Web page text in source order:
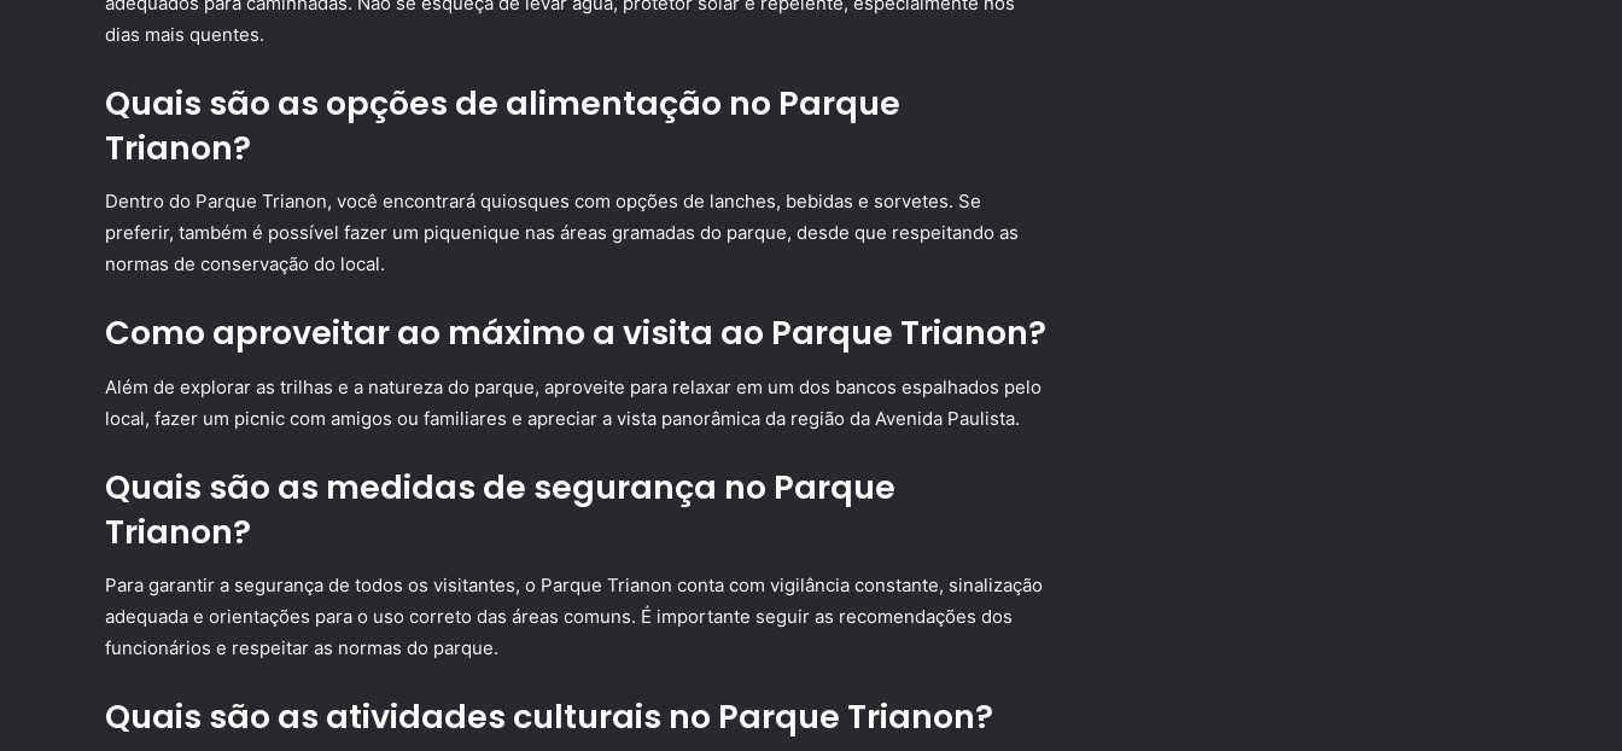
dias mais quentes.
Quais são as opções de alimentação no Parque
Trianon?
Dentro do Parque Trianon, você encontrará quiosques com opções de lanches, bebidas e sorvetes. Se
preferir, também é possível fazer um piquenique nas áreas gramadas do parque, desde que respeitando as
normas de conservação do local.
Como aproveitar ao máximo a visita ao Parque Trianon?
Além de explorar as trilhas e a natureza do parque, aproveite para relaxar em um dos bancos espalhados pelo
local, fazer um picnic com amigos ou familiares e apreciar a vista panorâmica da região da Avenida Paulista.
Quais são as medidas de segurança no Parque
Trianon?
Para garantir a segurança de todos os visitantes, o Parque Trianon conta com vigilância constante, sinalização
adequada e orientações para o uso correto das áreas comuns. É importante seguir as recomendações dos
funcionários e respeitar as normas do parque.
Quais são as atividades culturais no Parque Trianon?